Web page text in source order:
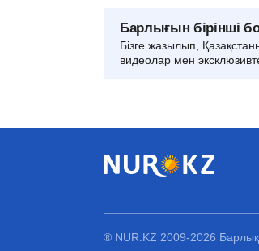
Барлығын бірінші
Бізге жазылып,
видеолар мен
® NUR.KZ 2009-2026 Барлық